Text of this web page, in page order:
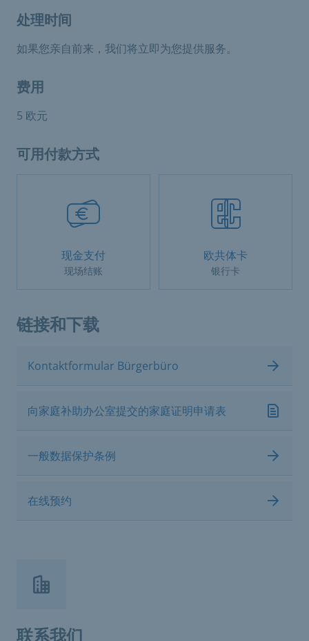
处理时间
如果您亲自前来，我们将立即为您提供服务。
费用
5 欧元
可用付款方式
现金支付
现场结账
欧共体卡
银行卡
链接和下载
Kontaktformular Bürgerbüro
向家庭补助办公室提交的家庭证明申请表
一般数据保护条例
在线预约
联系我们